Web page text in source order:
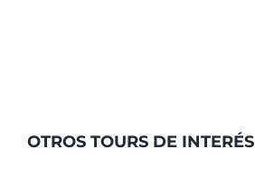
OTROS TOURS DE INTERÉS